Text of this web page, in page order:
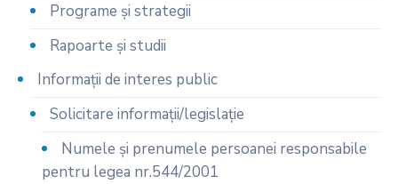
Programe și strategii
Rapoarte și studii
Informații de interes public
Solicitare informații/legislație
Numele și prenumele persoanei responsabile
pentru legea nr.544/2001